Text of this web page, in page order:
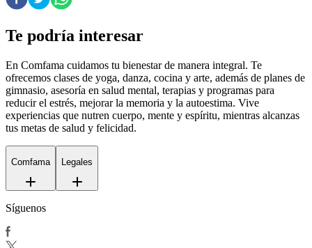
Te podría interesar
En Comfama cuidamos tu bienestar de manera integral. Te
ofrecemos clases de yoga, danza, cocina y arte, además de planes de
gimnasio, asesoría en salud mental, terapias y programas para
reducir el estrés, mejorar la memoria y la autoestima. Vive
experiencias que nutren cuerpo, mente y espíritu, mientras alcanzas
tus metas de salud y felicidad.
Comfama Legales
Síguenos